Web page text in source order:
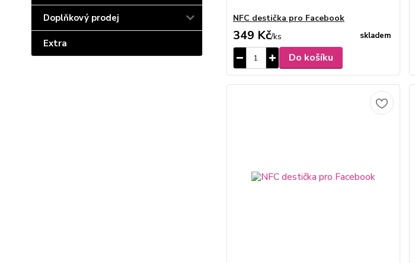
Doplňkový prodej
Extra
NFC destička pro Facebook
349 Kč/ks skladem
Do košíku